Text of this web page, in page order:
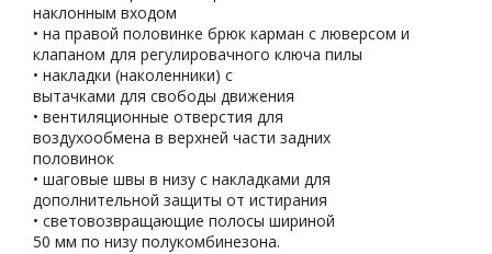
наклонным входом
• на правой половинке брюк карман с люверсом и
клапаном для регулировачного ключа пилы
• накладки (наколенники) с
вытачками для свободы движения
• вентиляционные отверстия для
воздухообмена в верхней части задних
половинок
• шаговые швы в низу с накладками для
дополнительной защиты от истирания
• световозвращающие полосы шириной
50 мм по низу полукомбинезона.